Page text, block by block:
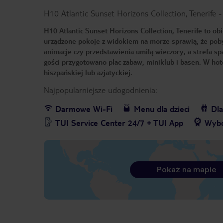
H10 Atlantic Sunset Horizons Collection, Tenerife -
H10 Atlantic Sunset Horizons Collection, Tenerife to
urządzone pokoje z widokiem na morze sprawią, że
animacje czy przedstawienia umilą wieczory, a strefa
gości przygotowano plac zabaw, miniklub i basen. W
hiszpańskiej lub azjatyckiej.
Najpopularniejsze udogodnienia:
Darmowe Wi-Fi
Menu dla dzieci
TUI Service Center 24/7 + TUI App
Pokaż na mapie